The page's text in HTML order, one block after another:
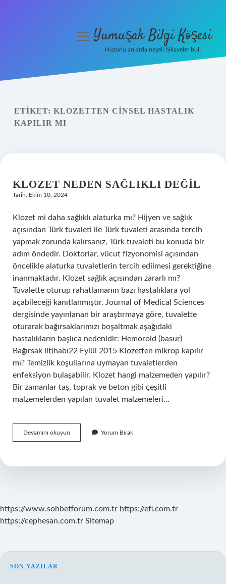
Yasal Uyarı
menüyüYumuşak Bilgi Köşesi
Huzurlu anlarda neşeli hikayeler bul!
ETIKET: KLOZETTEN CINSEL HASTALIK
KAPILIR MI
KLOZET NEDEN SAĞLIKLI DEĞIL
Tarih: Ekim 10, 2024
Klozet mi daha sağlıklı alaturka mı? Hijyen ve sağlık
açısından Türk tuvaleti ile Türk tuvaleti arasında tercih
yapmak zorunda kalırsanız, Türk tuvaleti bu konuda bir
adım öndedir. Doktorlar, vücut fizyonomisi açısından
öncelikle alaturka tuvaletlerin tercih edilmesi gerektiğine
inanmaktadır. Klozet sağlık açısından zararlı mı?
Tuvalette oturup rahatlamanın bazı hastalıklara yol
açabileceği kanıtlanmıştır. Journal of Medical Sciences
dergisinde yayınlanan bir araştırmaya göre, tuvalette
oturarak bağırsaklarımızı boşaltmak aşağıdaki
hastalıkların başlıca nedenidir: Hemoroid (basur)
Bağırsak iltihabı22 Eylül 2015 Klozetten mikrop kapılır
mı? Temizlik koşullarına uymayan tuvaletlerden
enfeksiyon bulaşabilir. Klozet hangi malzemeden yapılır?
Bir zamanlar taş, toprak ve beton gibi çeşitli
malzemelerden yapılan tuvalet malzemeleri…
Devamını okuyun
Neden
Yorum Bırak
https://www.sohbetforum.com.tr https://efl.com.tr
https://cephesan.com.tr Sitemap
SIDEBAR
SON YAZILAR